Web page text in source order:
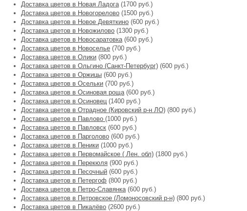
Доставка цветов в Новая Ладога(1700 руб.)
Доставка цветов в Новогорелово (1500 руб.)
Доставка цветов в Новое Девяткино (600 руб.)
Доставка цветов в Новожилово (1300 руб.)
Доставка цветов в Новосаратовка(600 руб.)
Доставка цветов в Новоселье (700 руб.)
Доставка цветов в Олики (800 руб.)
Доставка цветов в Ольгино (Санкт-Петербург) (600 руб.)
Доставка цветов в Оржицы (600 руб.)
Доставка цветов в Осельки (700 руб.)
Доставка цветов в Осиновая роща(600 руб.)
Доставка цветов в Осиновец (1400 руб.)
Доставка цветов в Отрадное (Кировский р-н ЛО) (800 руб.)
Доставка цветов в Павлово (1000 руб.)
Доставка цветов в Павловск (600 руб.)
Доставка цветов в Парголово (600 руб.)
Доставка цветов в Пеники (1000 руб.)
Доставка цветов в Первомайское ( Лен. обл) (1800 руб.)
Доставка цветов в Перекюля (900 руб.)
Доставка цветов в Песочный (600 руб.)
Доставка цветов в Петергоф (800 руб.)
Доставка цветов в Петро-Славянка(600 руб.)
Доставка цветов в Петровское (Ломоносовский р-н) (800 руб.)
Доставка цветов в Пикалёво (2600 руб.)